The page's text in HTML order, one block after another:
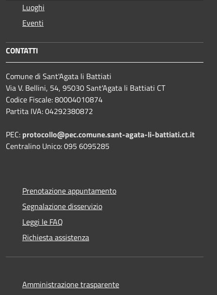
Luoghi
Eventi
CONTATTI
Comune di Sant'Agata li Battiati
Via V. Bellini, 54, 95030 Sant'Agata li Battiati CT
Codice Fiscale: 80004010874
Partita IVA: 04292380872
PEC: protocollo@pec.comune.sant-agata-li-battiati.ct.it
Centralino Unico: 095 6095285
Prenotazione appuntamento
Segnalazione disservizio
Leggi le FAQ
Richiesta assistenza
Amministrazione trasparente